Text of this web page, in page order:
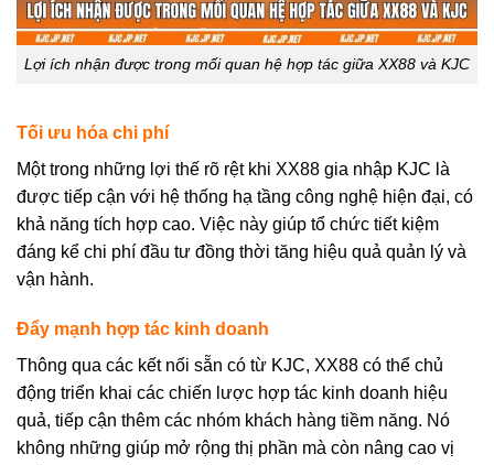
Lợi ích nhận được trong mối quan hệ hợp tác giữa XX88 và KJC
Tối ưu hóa chi phí
Một trong những lợi thế rõ rệt khi XX88 gia nhập KJC là
được tiếp cận với hệ thống hạ tầng công nghệ hiện đại, có
khả năng tích hợp cao. Việc này giúp tổ chức tiết kiệm
đáng kể chi phí đầu tư đồng thời tăng hiệu quả quản lý và
vận hành.
Đẩy mạnh hợp tác kinh doanh
Thông qua các kết nối sẵn có từ KJC, XX88 có thể chủ
động triển khai các chiến lược hợp tác kinh doanh hiệu
quả, tiếp cận thêm các nhóm khách hàng tiềm năng. Nó
không những giúp mở rộng thị phần mà còn nâng cao vị